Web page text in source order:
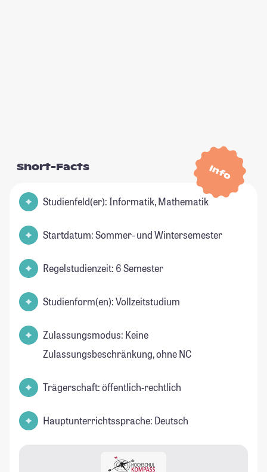
Info
Short-Facts
Studienfeld(er): Informatik, Mathematik
Startdatum: Sommer- und Wintersemester
Regelstudienzeit: 6 Semester
Studienform(en): Vollzeitstudium
Zulassungsmodus: Keine
Zulassungsbeschränkung, ohne NC
Trägerschaft: öffentlich-rechtlich
Hauptunterrichtssprache: Deutsch